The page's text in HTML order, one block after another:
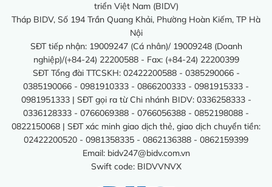
triển Việt Nam (BIDV)
Tháp BIDV, Số 194 Trần Quang Khải, Phường Hoàn Kiếm, TP Hà
Nội
SĐT tiếp nhận: 19009247 (Cá nhân)/ 19009248 (Doanh
nghiệp)/(+84-24) 22200588 - Fax: (+84-24) 22200399
SĐT Tổng đài TTCSKH: 02422200588 - 0385290066 -
0385190066 - 0981910333 - 0866200333 - 0981915333 -
0981951333 | SĐT gọi ra từ Chi nhánh BIDV: 0336258333 -
0336128333 - 0766069388 - 0766056388 - 0852198088 -
0822150068 | SĐT xác minh giao dịch thẻ, giao dịch chuyển tiền:
02422200520 - 0981358335 - 0862136388 - 0862159399
Email: bidv247@bidv.com.vn
Swift code: BIDVVNVX